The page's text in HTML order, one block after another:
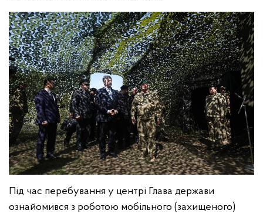
Під час перебування у центрі Глава держави
ознайомився з роботою мобільного (захищеного)